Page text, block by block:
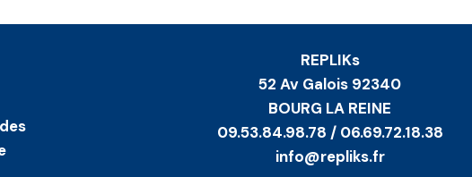
REPLIKs
52 Av Galois 92340
BOURG LA REINE
09.53.84.98.78 / 06.69.72.18.38
info@repliks.fr